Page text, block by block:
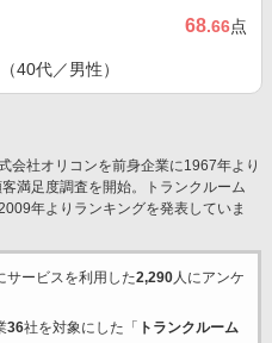
68.66点
40代／男性）
会社オリコンを前身企業に1967年より
満足度調査を開始。トランクルーム
年よりランキングを発表していま
サービスを利用した2,290人にアンケ
36社を対象にした「
トランクルーム